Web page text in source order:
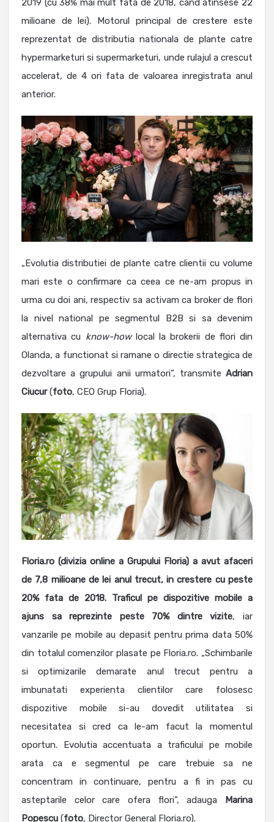
2019 (cu 38% mai mult fata de 2018, cand atinsese 22
milioane de lei). Motorul principal de crestere este
reprezentat de distributia nationala de plante catre
hypermarketuri si supermarketuri, unde rulajul a crescut
accelerat, de 4 ori fata de valoarea inregistrata anul
anterior.
„Evolutia distributiei de plante catre clientii cu volume
mari este o confirmare ca ceea ce ne-am propus in
urma cu doi ani, respectiv sa activam ca broker de flori
la nivel national pe segmentul B2B si sa devenim
alternativa cu know-howlocal la brokerii de flori din
Olanda, a functionat si ramane o directie strategica de
dezvoltare a grupului anii urmatori”, transmite Adrian
Ciucur(foto, CEO Grup Floria).
Floria.ro (divizia online a Grupului Floria) a avut afaceri
de 7,8 milioane de lei anul trecut, in crestere cu peste
20% fata de 2018. Traficul pe dispozitive mobile a
ajuns sa reprezinte peste 70% dintre vizite, iar
vanzarile pe mobile au depasit pentru prima data 50%
din totalul comenzilor plasate pe Floria.ro. „Schimbarile
si optimizarile demarate anul trecut pentru a
imbunatati experienta clientilor care folosesc
dispozitive mobile si-au dovedit utilitatea si
necesitatea si cred ca le-am facut la momentul
oportun. Evolutia accentuata a traficului pe mobile
arata ca e segmentul pe care trebuie sa ne
concentram in continuare, pentru a fi in pas cu
asteptarile celor care ofera flori”, adauga Marina
Popescu (foto, Director General Floria.ro).